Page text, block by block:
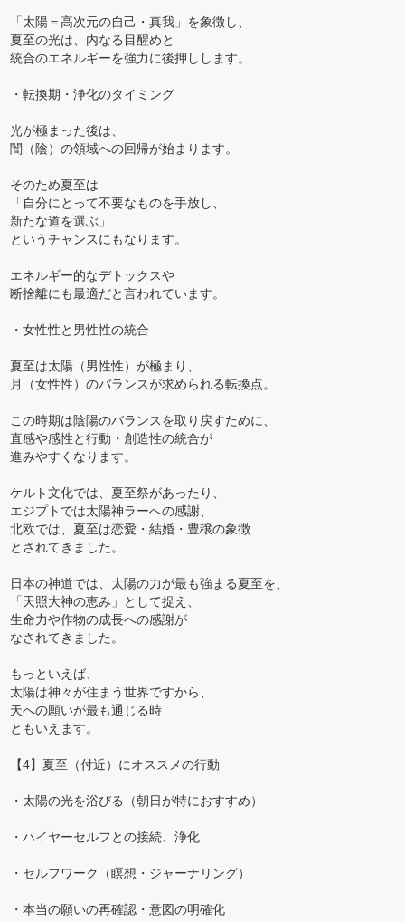
「太陽＝高次元の自己・真我」を象徴し、
夏至の光は、内なる目醒めと
統合のエネルギーを強力に後押しします。
・転換期・浄化のタイミング
光が極まった後は、
闇（陰）の領域への回帰が始まります。
そのため夏至は
「自分にとって不要なものを手放し、
新たな道を選ぶ」
というチャンスにもなります。
エネルギー的なデトックスや
断捨離にも最適だと言われています。
・女性性と男性性の統合
夏至は太陽（男性性）が極まり、
月（女性性）のバランスが求められる転換点。
この時期は陰陽のバランスを取り戻すために、
直感や感性と行動・創造性の統合が
進みやすくなります。
ケルト文化では、夏至祭があったり、
エジプトでは太陽神ラーへの感謝、
北欧では、夏至は恋愛・結婚・豊穣の象徴
とされてきました。
日本の神道では、太陽の力が最も強まる夏至を、
「天照大神の恵み」として捉え、
生命力や作物の成長への感謝が
なされてきました。
もっといえば、
太陽は神々が住まう世界ですから、
天への願いが最も通じる時
ともいえます。
【4】夏至（付近）にオススメの行動
・太陽の光を浴びる（朝日が特におすすめ）
・ハイヤーセルフとの接続、浄化
・セルフワーク（瞑想・ジャーナリング）
・本当の願いの再確認・意図の明確化